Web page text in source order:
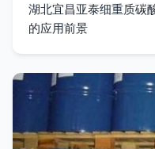
湖北宜昌亚泰细重质碳
的应用前景